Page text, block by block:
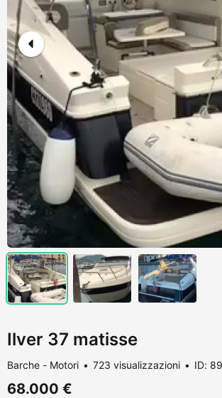
Ilver 37 matisse
Barche - Motori 723 visualizzazioni ID:
68.000 €